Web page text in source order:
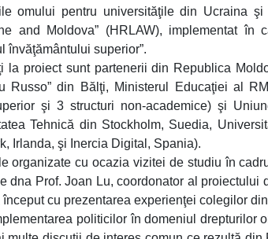
omului pentru universităţile din Ucraina
and Moldova” (HRLAW), implementat în
învăţământului superior”.
la proiect sunt partenerii din Republica
Russo” din Bălţi, Ministerul Educaţiei al
şi 3 structuri non-academice) şi
Tehnică din Stockholm, Suedia,
Irlanda, şi Inercia Digital, Spania).
organizate cu ocazia vizitei de studiu în
dna Prof. Joan Lu, coordonator al proiectului
cu prezentarea experienţei colegilor
politicilor în domeniul drepturilor